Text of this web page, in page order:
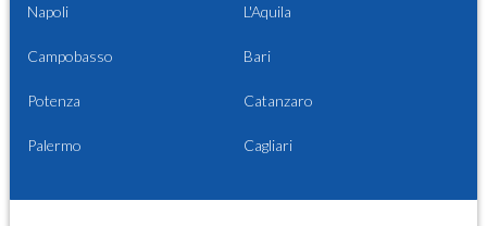
Napoli L'Aquila
Campobasso Bari
Potenza Catanzaro
Palermo Cagliari